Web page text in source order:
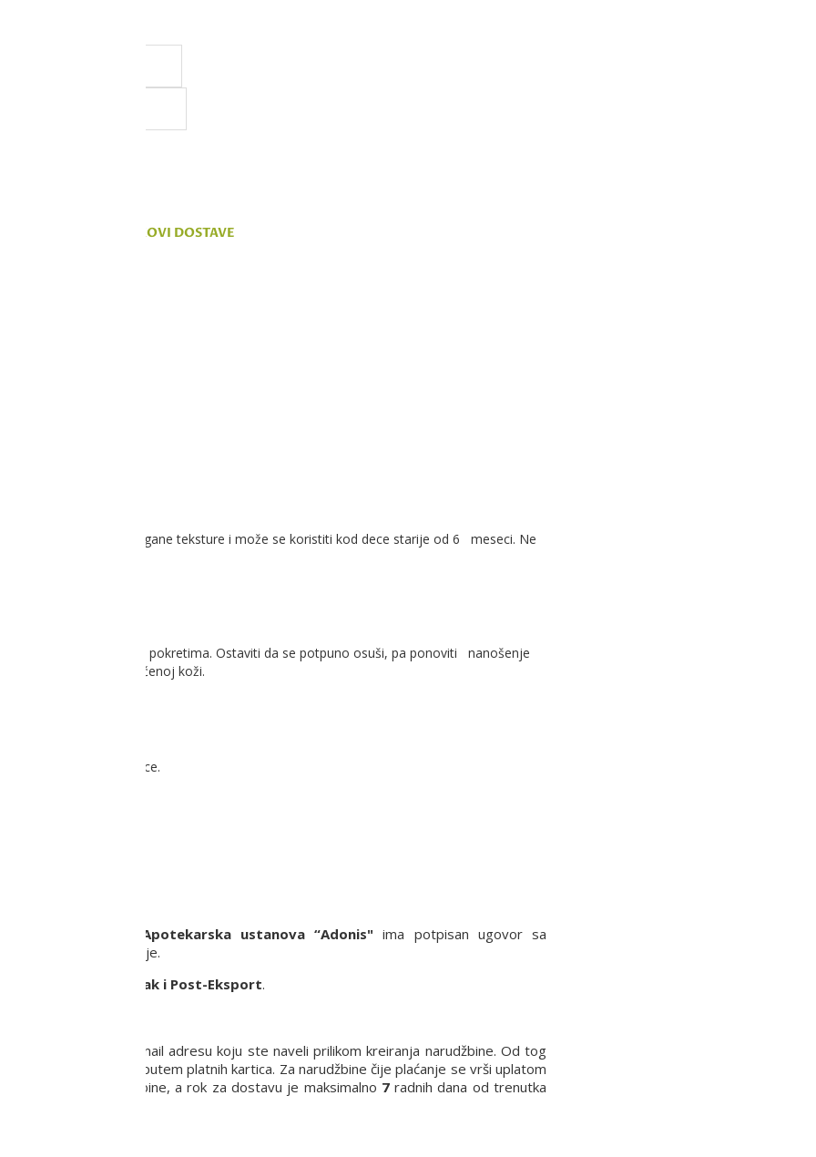
su deo naše ponude,
TROŠKOVI DOSTAVE
na koži. Proizvod je lagane teksture i može se koristiti kod dece starije od 6 meseci. Ne
delove kože kružnim pokretima. Ostaviti da se potpuno osuši, pa ponoviti nanošenje
primenjivati na oštećenoj koži.
vam domašaja dece.
Apotekarska ustanova “Adonis" ima potpisan ugovor sa
Republike Srbije.
usluge
Post-Pak i Post-Eksport.
na Vašu e-mail adresu koju ste naveli prilikom kreiranja narudžbine. Od tog
robe pouzećem ili putem platnih kartica. Za narudžbine čije plaćanje se vrši uplatom
sa potvrdom narudžbine, a rok za dostavu je maksimalno 7radnih dana od trenutka